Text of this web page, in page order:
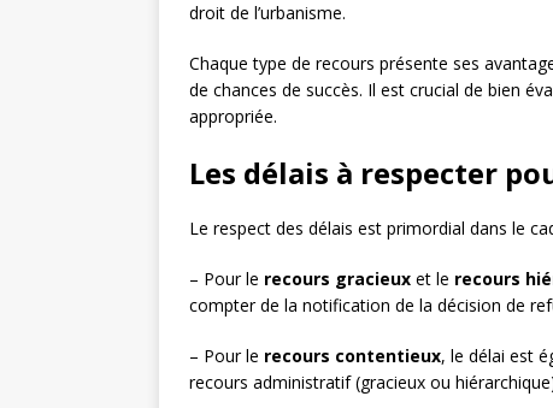
droit de l’urbanisme.
Chaque type de recours présente ses
de chances de succès. Il est crucial de bien
appropriée.
Les délais à respecter
Le respect des délais est primordial dans le
– Pour le recours gracieux et le recours
compter de la notification de la décision de
– Pour le recours contentieux, le délai est
recours administratif (gracieux ou